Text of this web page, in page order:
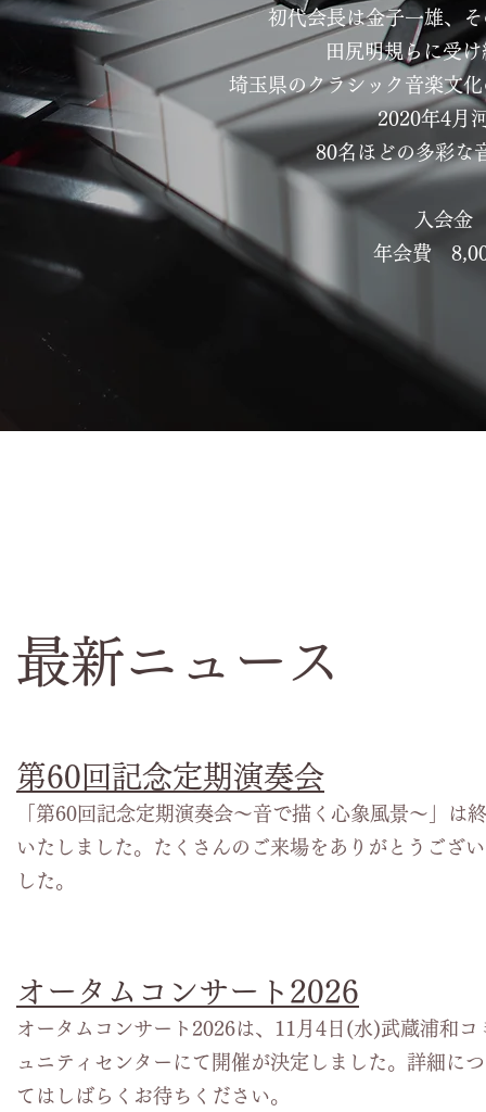
初代会長は金子一雄、
田尻明規らに受
埼玉県のクラシック音楽文
2020年4月
80名ほどの多彩な
入会
年会費
最新ニュース
​第60回記念定期演奏会
「第60回記念定期演奏会～音で描く心象風景～」は
いたしました。たくさんのご来場をありがとうござ
した。
​オータムコンサート2026
オータムコンサート2026は、11月4日(水)武蔵浦和コ
ュニティセンターにて開催が決定しました。詳細に
てはしばらくお待ちください。